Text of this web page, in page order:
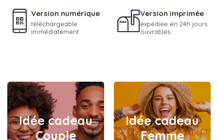
Version numérique
téléchargeable
immédiatement
Version imprimée
expédiée en 24h jours
ouvrables
Idée cadeau
Couple
Idée cadeau
Femme